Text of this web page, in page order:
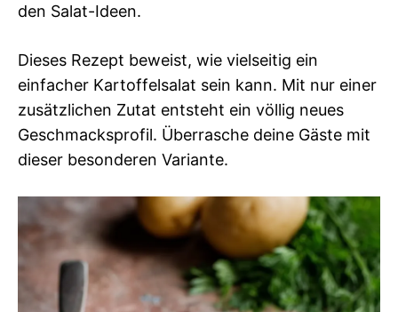
den Salat-Ideen.
Dieses Rezept beweist, wie vielseitig ein
einfacher Kartoffelsalat sein kann. Mit nur einer
zusätzlichen Zutat entsteht ein völlig neues
Geschmacksprofil. Überrasche deine Gäste mit
dieser besonderen Variante.